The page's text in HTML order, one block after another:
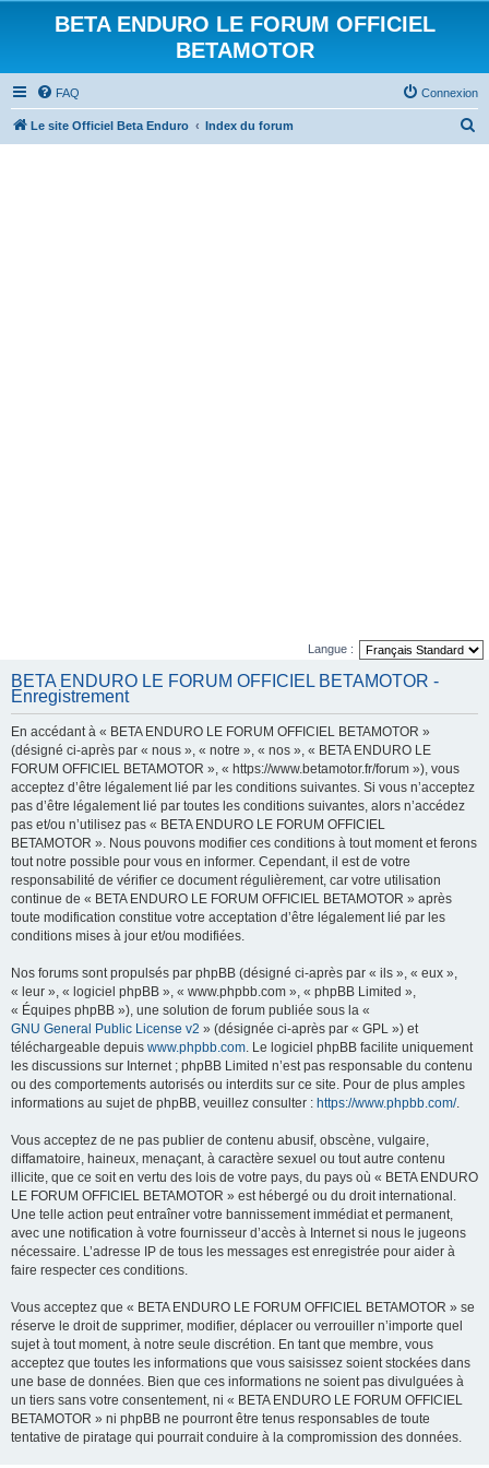
BETA ENDURO LE FORUM OFFICIEL
BETAMOTOR
FAQ Connexion
Le site Officiel Beta Enduro Index du forum
Langue :
BETA ENDURO LE FORUM OFFICIEL BETAMOTOR -
Enregistrement
En accédant à « BETA ENDURO LE FORUM OFFICIEL BETAMOTOR »
(désigné ci-après par « nous », « notre », « nos », « BETA ENDURO LE
FORUM OFFICIEL BETAMOTOR », « https://www.betamotor.fr/forum »), vous
acceptez d’être légalement lié par les conditions suivantes. Si vous n’acceptez
pas d’être légalement lié par toutes les conditions suivantes, alors n’accédez
pas et/ou n’utilisez pas « BETA ENDURO LE FORUM OFFICIEL
BETAMOTOR ». Nous pouvons modifier ces conditions à tout moment et ferons
tout notre possible pour vous en informer. Cependant, il est de votre
responsabilité de vérifier ce document régulièrement, car votre utilisation
continue de « BETA ENDURO LE FORUM OFFICIEL BETAMOTOR » après
toute modification constitue votre acceptation d’être légalement lié par les
conditions mises à jour et/ou modifiées.
Nos forums sont propulsés par phpBB (désigné ci-après par « ils », « eux »,
« leur », « logiciel phpBB », « www.phpbb.com », « phpBB Limited »,
« Équipes phpBB »), une solution de forum publiée sous la «
GNU General Public License v2 » (désignée ci-après par « GPL ») et
téléchargeable depuis www.phpbb.com. Le logiciel phpBB facilite uniquement
les discussions sur Internet ; phpBB Limited n’est pas responsable du contenu
ou des comportements autorisés ou interdits sur ce site. Pour de plus amples
informations au sujet de phpBB, veuillez consulter : https://www.phpbb.com/.
Vous acceptez de ne pas publier de contenu abusif, obscène, vulgaire,
diffamatoire, haineux, menaçant, à caractère sexuel ou tout autre contenu
illicite, que ce soit en vertu des lois de votre pays, du pays où « BETA ENDURO
LE FORUM OFFICIEL BETAMOTOR » est hébergé ou du droit international.
Une telle action peut entraîner votre bannissement immédiat et permanent,
avec une notification à votre fournisseur d’accès à Internet si nous le jugeons
nécessaire. L’adresse IP de tous les messages est enregistrée pour aider à
faire respecter ces conditions.
Vous acceptez que « BETA ENDURO LE FORUM OFFICIEL BETAMOTOR » se
réserve le droit de supprimer, modifier, déplacer ou verrouiller n’importe quel
sujet à tout moment, à notre seule discrétion. En tant que membre, vous
acceptez que toutes les informations que vous saisissez soient stockées dans
une base de données. Bien que ces informations ne soient pas divulguées à
un tiers sans votre consentement, ni « BETA ENDURO LE FORUM OFFICIEL
BETAMOTOR » ni phpBB ne pourront être tenus responsables de toute
tentative de piratage qui pourrait conduire à la compromission des données.